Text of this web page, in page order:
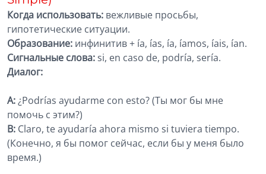
Когда использовать: вежливые просьбы,
гипотетические ситуации.
Образование: инфинитив + ía, ías, ía, íamos, íais, ían.
Сигнальные слова:si, en caso de, podría, sería.
Диалог:
A:¿Podrías ayudarme con esto? (Ты мог бы мне
помочь с этим?)
B: Claro, te ayudaría ahora mismo si tuviera tiempo.
(Конечно, я бы помог сейчас, если бы у меня было
время.)